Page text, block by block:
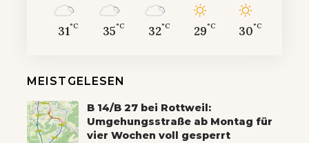
31°C 35°C 32°C 29°C 30°C
MEISTGELESEN
B 14/B 27 bei Rottweil:
Umgehungsstraße ab Montag für
vier Wochen voll gesperrt